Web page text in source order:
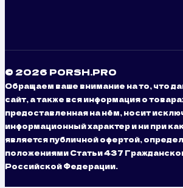
© 2026 PORSH.PRO
Обращаем ваше внимание на то, что
сайт, а также вся информация о
предоставленная на нём, носит
информационный характер и ни при
является публичной офертой,
положениями Статьи 437
Российской Федерации.